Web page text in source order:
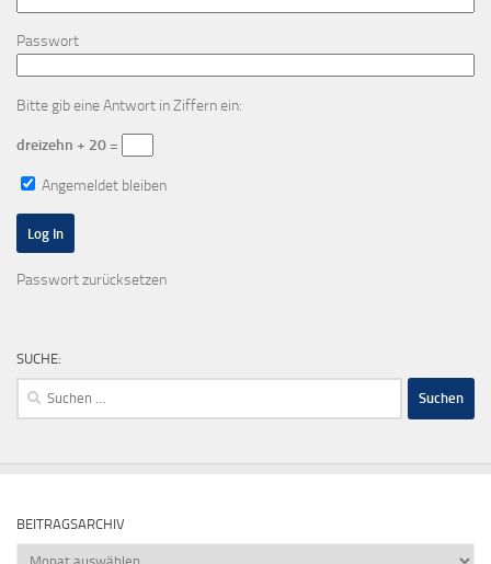
Passwort
Bitte gib eine Antwort in Ziffern ein:
dreizehn + 20 =
Angemeldet bleiben
Passwort zurücksetzen
SUCHE:
Suchen
BEITRAGSARCHIV
Beitragsarchiv